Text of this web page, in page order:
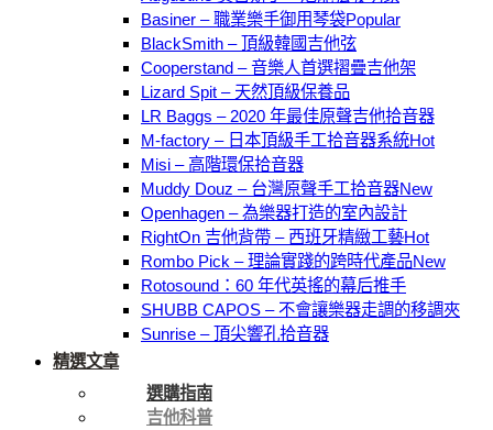
Basiner – 職業樂手御用琴袋
BlackSmith – 頂級韓國吉他弦
Cooperstand – 音樂人首選摺疊吉他架
Lizard Spit – 天然頂級保養品
LR Baggs – 2020 年最佳原聲吉他拾音器
M-factory – 日本頂級手工拾音器系統
Misi – 高階環保拾音器
Muddy Douz – 台灣原聲手工拾音器
Openhagen – 為樂器打造的室內設計
RightOn 吉他背帶 – 西班牙精緻工藝
Rombo Pick – 理論實踐的跨時代產品
Rotosound：60 年代英搖的幕后推手
SHUBB CAPOS – 不會讓樂器走調的移調夾
Sunrise – 頂尖響孔拾音器
精選文章
選購指南
吉他科普